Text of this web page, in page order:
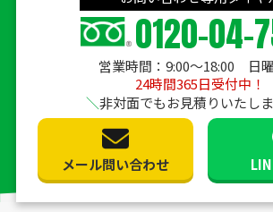
0120-04-
営業時間：9:00〜18:00 日
24時間365日受付中！
非対面でもお見積りいたしま
メール問い合わせ